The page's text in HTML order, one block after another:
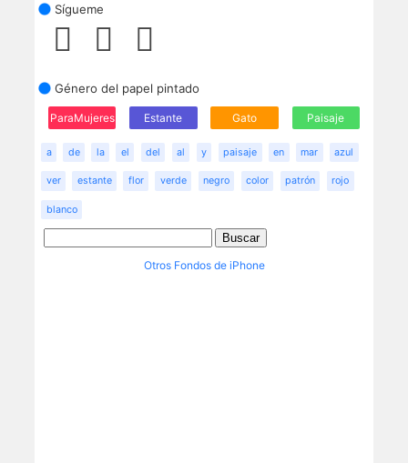
Sígueme
Género del papel pintado
ParaMujeres Estante Gato Paisaje
a de la el del al y paisaje en mar azul
ver estante flor verde negro color patrón rojo
blanco
Otros Fondos de iPhone